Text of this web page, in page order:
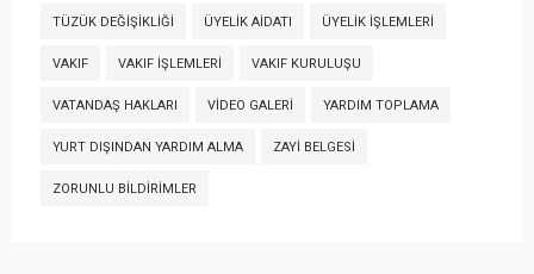
TÜZÜK DEĞIŞIKLIĞI ÜYELIK AIDATI ÜYELIK İŞLEMLERI
VAKIF VAKIF İŞLEMLERI VAKIF KURULUŞU
VATANDAŞ HAKLARI VIDEO GALERI YARDIM TOPLAMA
YURT DIŞINDAN YARDIM ALMA ZAYI BELGESI
ZORUNLU BILDIRIMLER